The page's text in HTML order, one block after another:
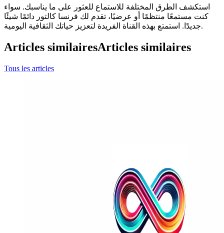
استكشف الطرق المختلفة للاستماع للعثور على ما يناسبك. سواء
كنت مستمعًا منتظمًا أو عرضيًا، تقدم لك فرنسا كالتور دائمًا شيئًا
جديدًا. استمتع بهذه القناة الفريدة لتعزيز حياتك الثقافية اليومية.
Articles similairesArticles similaires
Tous les articles